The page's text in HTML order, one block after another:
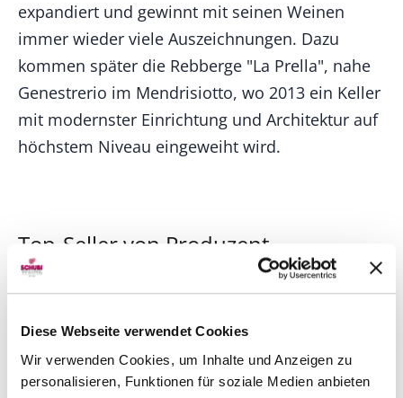
Diese Webseite verwendet Cookies
Wir verwenden Cookies, um Inhalte und Anzeigen zu
personalisieren, Funktionen für soziale Medien anbieten
expandiert und gewinnt mit seinen Weinen
immer wieder viele Auszeichnungen. Dazu
kommen später die Rebberge "La Prella", nahe
Genestrerio im Mendrisiotto, wo 2013 ein Keller
mit modernster Einrichtung und Architektur auf
höchstem Niveau eingeweiht wird.
Top-Seller von Produzent
TIPP